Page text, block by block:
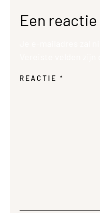
Een
REACTIE*